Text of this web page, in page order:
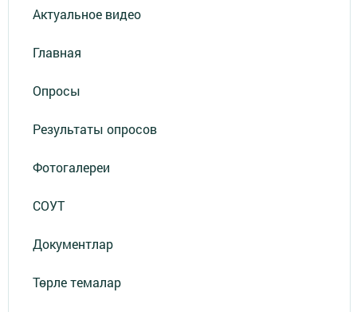
Актуальное видео
Главная
Опросы
Результаты опросов
Фотогалереи
СОУТ
Документлар
Төрле темалар